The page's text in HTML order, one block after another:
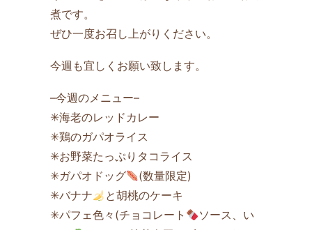
煮です。
ぜひ一度お召し上がりください。
今週も宜しくお願い致します。
–今週のメニュー–
✳海老のレッドカレー
✳鶏のガパオライス
✳お野菜たっぷりタコライス
✳ガパオドッグ
(数量限定)
✳バナナ
と胡桃のケーキ
✳パフェ色々(チョコレート
ソース、い